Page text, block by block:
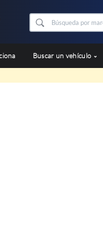
Buscar un vehículo